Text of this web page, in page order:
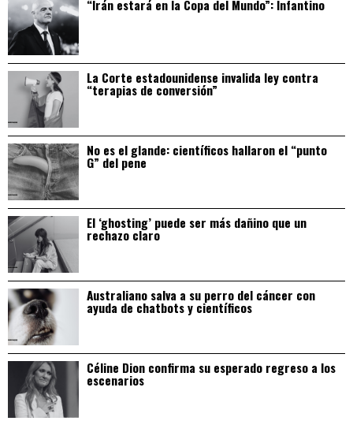
“Irán estará en la Copa del Mundo”: Infantino
La Corte estadounidense invalida ley contra
“terapias de conversión”
No es el glande: científicos hallaron el “punto
G” del pene
El ‘ghosting’ puede ser más dañino que un
rechazo claro
Australiano salva a su perro del cáncer con
ayuda de chatbots y científicos
Céline Dion confirma su esperado regreso a los
escenarios